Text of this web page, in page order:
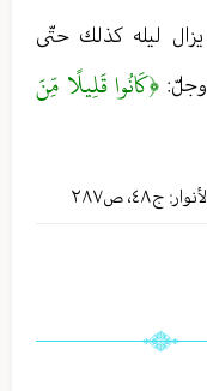
ليله كذلك حتّى
وجلّ: ﴿كَانُوا قَلِيلًا مِّنَ
ج٤٨، ص٢٨٧